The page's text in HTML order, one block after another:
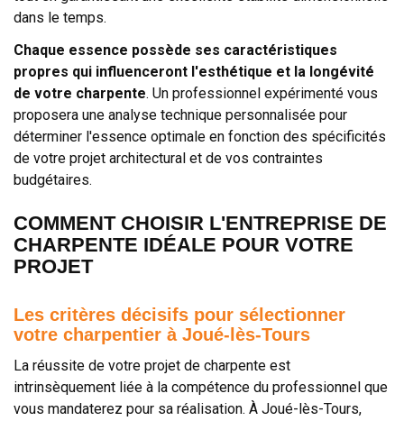
dans le temps.
Chaque essence possède ses caractéristiques
propres qui influenceront l'esthétique et la longévité
de votre charpente. Un professionnel expérimenté vous
proposera une analyse technique personnalisée pour
déterminer l'essence optimale en fonction des spécificités
de votre projet architectural et de vos contraintes
budgétaires.
COMMENT CHOISIR L'ENTREPRISE DE
CHARPENTE IDÉALE POUR VOTRE
PROJET
Les critères décisifs pour sélectionner
votre charpentier à Joué-lès-Tours
La réussite de votre projet de charpente est
intrinsèquement liée à la compétence du professionnel que
vous mandaterez pour sa réalisation. À Joué-lès-Tours,